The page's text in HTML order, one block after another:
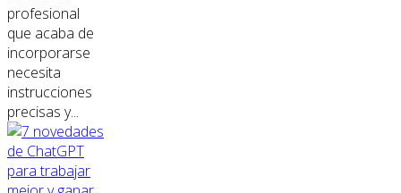
profesional
que acaba de
incorporarse
necesita
instrucciones
precisas y...